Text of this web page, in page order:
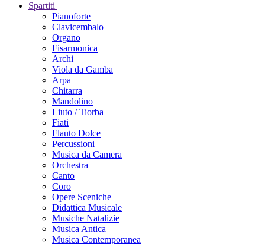
Spartiti
Pianoforte
Clavicembalo
Organo
Fisarmonica
Archi
Viola da Gamba
Arpa
Chitarra
Mandolino
Liuto / Tiorba
Fiati
Flauto Dolce
Percussioni
Musica da Camera
Orchestra
Canto
Coro
Opere Sceniche
Didattica Musicale
Musiche Natalizie
Musica Antica
Musica Contemporanea